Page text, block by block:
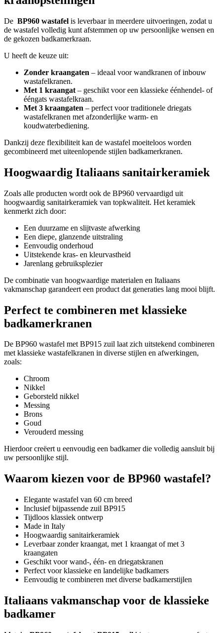
De BP960 wastafel is leverbaar in meerdere uitvoeringen, zodat u
de wastafel volledig kunt afstemmen op uw persoonlijke wensen en
de gekozen badkamerkraan.
U heeft de keuze uit:
Zonder kraangaten – ideaal voor wandkranen of inbouw
wastafelkranen.
Met 1 kraangat – geschikt voor een klassieke éénhendel- of
ééngats wastafelkraan.
Met 3 kraangaten – perfect voor traditionele driegats
wastafelkranen met afzonderlijke warm- en
koudwaterbediening.
Dankzij deze flexibiliteit kan de wastafel moeiteloos worden
gecombineerd met uiteenlopende stijlen badkamerkranen.
Hoogwaardig Italiaans sanitairkeramiek
Zoals alle producten wordt ook de BP960 vervaardigd uit
hoogwaardig sanitairkeramiek van topkwaliteit. Het keramiek
kenmerkt zich door:
Een duurzame en slijtvaste afwerking
Een diepe, glanzende uitstraling
Eenvoudig onderhoud
Uitstekende kras- en kleurvastheid
Jarenlang gebruiksplezier
De combinatie van hoogwaardige materialen en Italiaans
vakmanschap garandeert een product dat generaties lang mooi blijft.
Perfect te combineren met klassieke
badkamerkranen
De BP960 wastafel met BP915 zuil laat zich uitstekend combineren
met klassieke wastafelkranen in diverse stijlen en afwerkingen,
zoals:
Chroom
Nikkel
Geborsteld nikkel
Messing
Brons
Goud
Verouderd messing
Hierdoor creëert u eenvoudig een badkamer die volledig aansluit bij
uw persoonlijke stijl.
Waarom kiezen voor de BP960 wastafel?
Elegante wastafel van 60 cm breed
Inclusief bijpassende zuil BP915
Tijdloos klassiek ontwerp
Made in Italy
Hoogwaardig sanitairkeramiek
Leverbaar zonder kraangat, met 1 kraangat of met 3
kraangaten
Geschikt voor wand-, één- en driegatskranen
Perfect voor klassieke en landelijke badkamers
Eenvoudig te combineren met diverse badkamerstijlen
Italiaans vakmanschap voor de klassieke
badkamer